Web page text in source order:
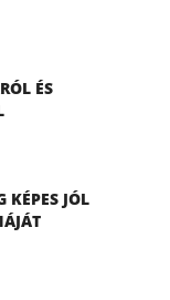
ÉS
KÉPES JÓL